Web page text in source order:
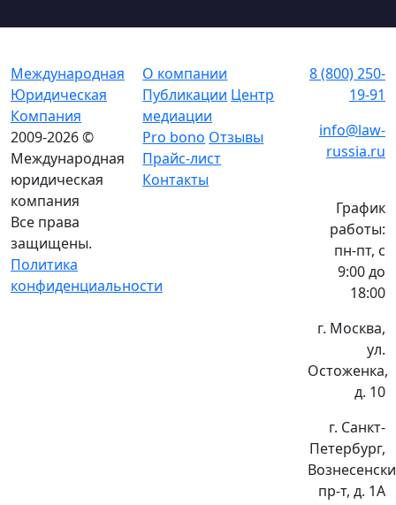
Международная
Юридическая
Компания
2009-2026 ©
Международная
юридическая
компания
Все права
защищены.
Политика
конфиденциальности
О компании
Публикации Центр
медиации
Pro bono Отзывы
Прайс-лист
Контакты
8 (800) 250-
19-91
info@law-
russia.ru
График
работы:
пн-пт, с
9:00 до
18:00
г. Москва,
ул.
Остоженка,
д. 10
г. Санкт-
Петербург,
пр-т, д. 1А